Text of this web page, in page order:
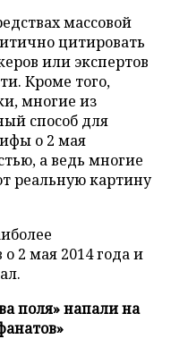
массовой
цитировать
или экспертов
Кроме того,
многие из
способ для
о 2 мая
а ведь многие
реальную картину
2 мая 2014 года и
поля»напали на